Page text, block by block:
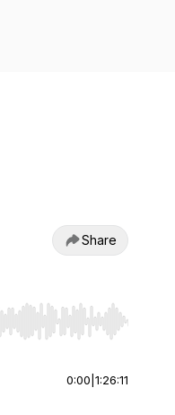
Share
to start or end. Hold
0:00 1:26:11